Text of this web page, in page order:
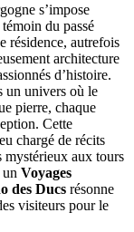
s’impose
du passé
résidence, autrefois
architecture
d’histoire.
un univers où le
pierre, chaque
Cette
chargé de récits
mystérieux aux tours
Voyages
des Ducs résonne
visiteurs pour le